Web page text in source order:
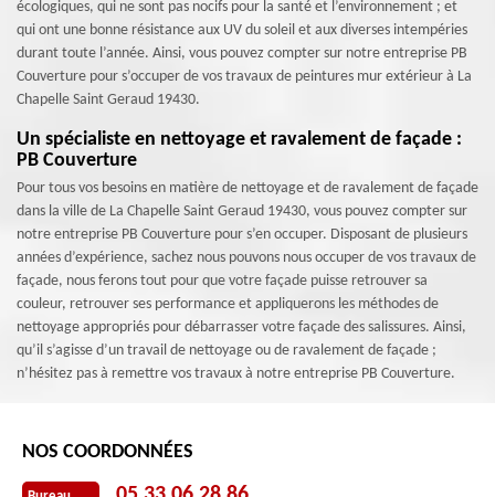
écologiques, qui ne sont pas nocifs pour la santé et l’environnement ; et
qui ont une bonne résistance aux UV du soleil et aux diverses intempéries
durant toute l’année. Ainsi, vous pouvez compter sur notre entreprise PB
Couverture pour s’occuper de vos travaux de peintures mur extérieur à La
Chapelle Saint Geraud 19430.
Un spécialiste en nettoyage et ravalement de façade :
PB Couverture
Pour tous vos besoins en matière de nettoyage et de ravalement de façade
dans la ville de La Chapelle Saint Geraud 19430, vous pouvez compter sur
notre entreprise PB Couverture pour s’en occuper. Disposant de plusieurs
années d’expérience, sachez nous pouvons nous occuper de vos travaux de
façade, nous ferons tout pour que votre façade puisse retrouver sa
couleur, retrouver ses performance et appliquerons les méthodes de
nettoyage appropriés pour débarrasser votre façade des salissures. Ainsi,
qu’il s’agisse d’un travail de nettoyage ou de ravalement de façade ;
n’hésitez pas à remettre vos travaux à notre entreprise PB Couverture.
NOS COORDONNÉES